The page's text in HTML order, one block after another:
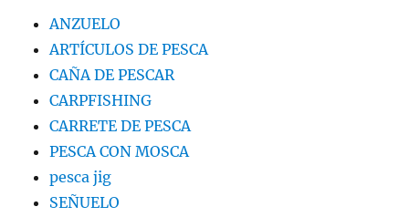
ANZUELO
ARTÍCULOS DE PESCA
CAÑA DE PESCAR
CARPFISHING
CARRETE DE PESCA
PESCA CON MOSCA
pesca jig
SEÑUELO